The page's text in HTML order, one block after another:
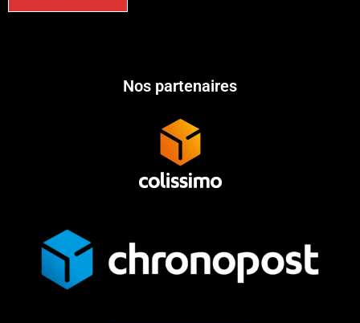
Nos partenaires